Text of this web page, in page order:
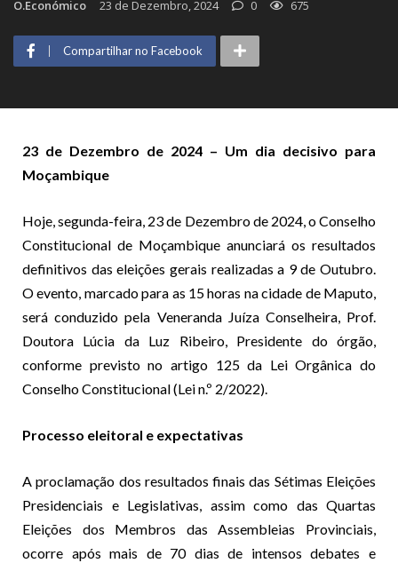
O.Económico 23 de Dezembro, 2024 0 675
Compartilhar no Facebook
23 de Dezembro de 2024 – Um dia decisivo para
Moçambique
Hoje, segunda-feira, 23 de Dezembro de 2024, o Conselho
Constitucional de Moçambique anunciará os resultados
definitivos das eleições gerais realizadas a 9 de Outubro.
O evento, marcado para as 15 horas na cidade de Maputo,
será conduzido pela Veneranda Juíza Conselheira, Prof.
Doutora Lúcia da Luz Ribeiro, Presidente do órgão,
conforme previsto no artigo 125 da Lei Orgânica do
Conselho Constitucional (Lei n.º 2/2022).
Processo eleitoral e expectativas
A proclamação dos resultados finais das Sétimas Eleições
Presidenciais e Legislativas, assim como das Quartas
Eleições dos Membros das Assembleias Provinciais,
ocorre após mais de 70 dias de intensos debates e